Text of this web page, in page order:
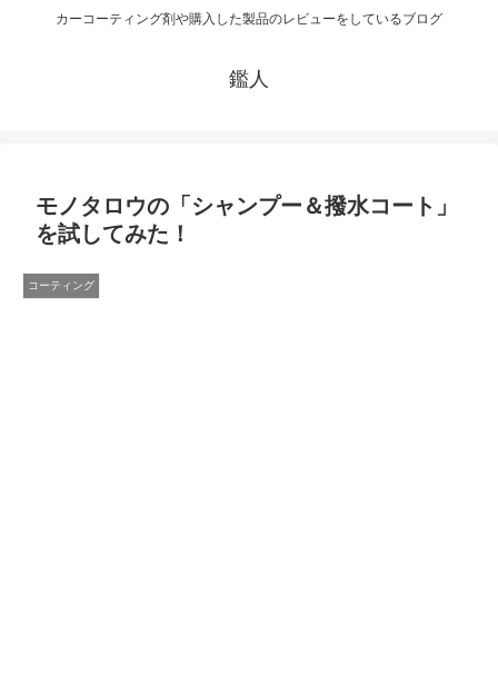
カーコーティング剤や購入した製品のレビューをしているブログ
鑑人
モノタロウの「シャンプー＆撥水コート」
を試してみた！
コーティング